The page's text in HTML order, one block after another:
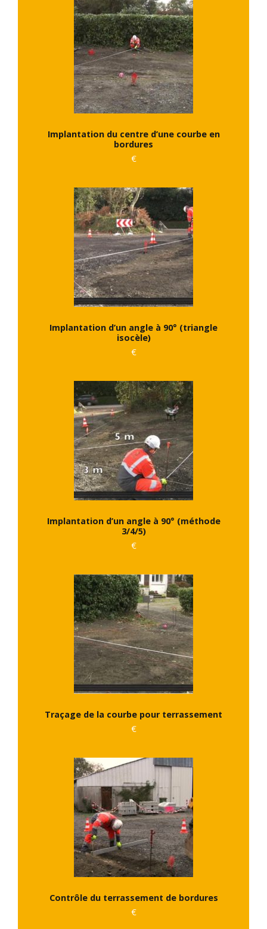
Implantation du centre d’une courbe en
bordures
€
Implantation d’un angle à 90° (triangle
isocèle)
€
Implantation d’un angle à 90° (méthode
3/4/5)
€
Traçage de la courbe pour terrassement
€
Contrôle du terrassement de bordures
€